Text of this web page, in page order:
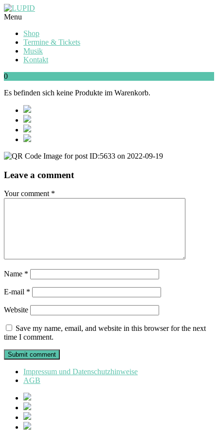
Menu
Shop
Termine & Tickets
Musik
Kontakt
0
Es befinden sich keine Produkte im Warenkorb.
Leave a comment
Your comment *
Name *
E-mail *
Website
Save my name, email, and website in this browser for the next
time I comment.
Impressum und Datenschutzhinweise
AGB